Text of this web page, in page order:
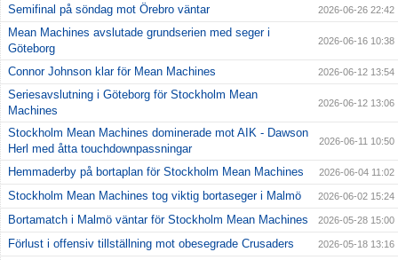
Semifinal på söndag mot Örebro väntar 2026-06-26 22:42
Mean Machines avslutade grundserien med seger i
Göteborg
2026-06-16 10:38
Connor Johnson klar för Mean Machines 2026-06-12 13:54
Seriesavslutning i Göteborg för Stockholm Mean
Machines
2026-06-12 13:06
Stockholm Mean Machines dominerade mot AIK - Dawson
Herl med åtta touchdownpassningar
2026-06-11 10:50
Hemmaderby på bortaplan för Stockholm Mean Machines 2026-06-04 11:02
Stockholm Mean Machines tog viktig bortaseger i Malmö 2026-06-02 15:24
Bortamatch i Malmö väntar för Stockholm Mean Machines 2026-05-28 15:00
Förlust i offensiv tillställning mot obesegrade Crusaders 2026-05-18 13:16